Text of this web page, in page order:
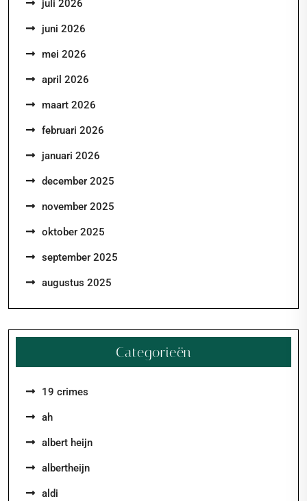
juli 2026
juni 2026
mei 2026
april 2026
maart 2026
februari 2026
januari 2026
december 2025
november 2025
oktober 2025
september 2025
augustus 2025
Categorieën
19 crimes
ah
albert heijn
albertheijn
aldi